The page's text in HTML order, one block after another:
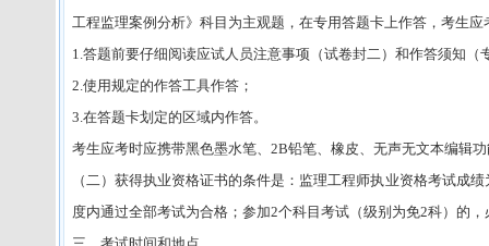
工程监理案例分析》科目为主观题，在专用答题卡上作答，考生应
1.答题前要仔细阅读应试人员注意事项（试卷封二）和作答须知（
2.使用规定的作答工具作答；
3.在答题卡划定的区域内作答。
考生应考时应携带黑色墨水笔、2B铅笔、橡皮、无声无文本编辑
（二）获得执业资格证书的条件是：监理工程师执业资格考试成
度内通过全部考试为合格；参加2个科目考试（级别为免2科）的